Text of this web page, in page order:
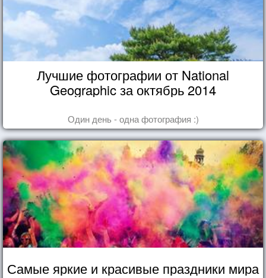
Лучшие фотографии от National
Geographic за октябрь 2014
Один день - одна фотография :)
Самые яркие и красивые праздники мира